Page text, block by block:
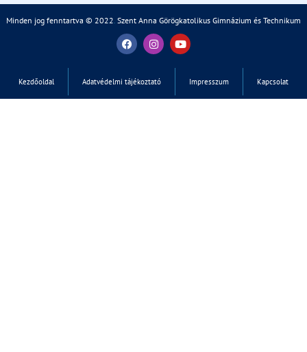
Minden jog fenntartva © 2022. Szent Anna Görögkatolikus Gimnázium és Technikum
Kezdőoldal Adatvédelmi tájékoztató Impresszum Kapcsolat